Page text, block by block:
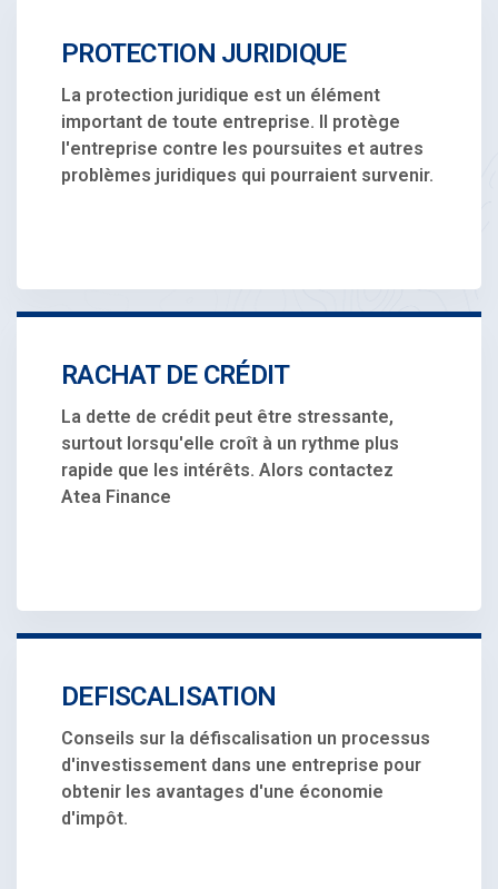
PROTECTION JURIDIQUE
La protection juridique est un élément
important de toute entreprise. Il protège
l'entreprise contre les poursuites et autres
problèmes juridiques qui pourraient survenir.
RACHAT DE CRÉDIT
La dette de crédit peut être stressante,
surtout lorsqu'elle croît à un rythme plus
rapide que les intérêts. Alors contactez
Atea Finance
DEFISCALISATION
Conseils sur la défiscalisation un processus
d'investissement dans une entreprise pour
obtenir les avantages d'une économie
d'impôt.